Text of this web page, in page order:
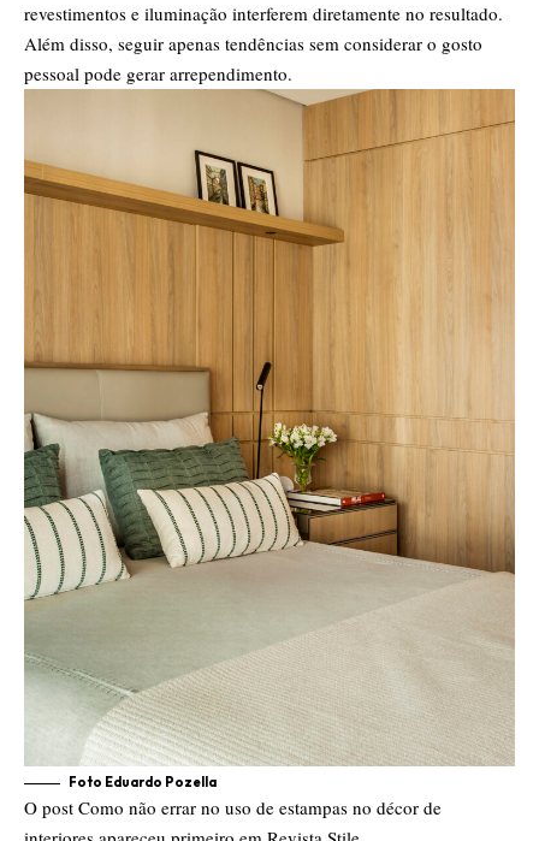
revestimentos e iluminação interferem diretamente no resultado.
Além disso, seguir apenas tendências sem considerar o gosto
pessoal pode gerar arrependimento.
Foto Eduardo Pozella
O post Como não errar no uso de estampas no décor de